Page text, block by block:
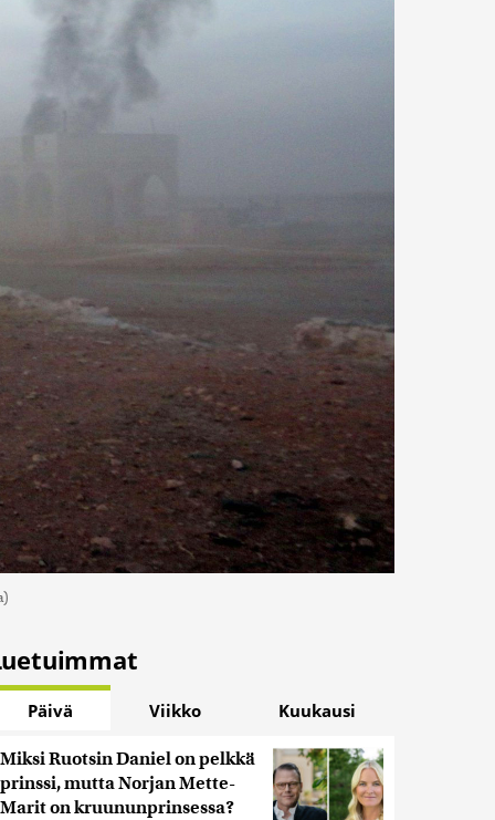
Päivä Viikko Kuukausi
Miksi Ruotsin Daniel on pelkkä
prinssi, mutta Norjan Mette-
Marit on kruununprinsessa?